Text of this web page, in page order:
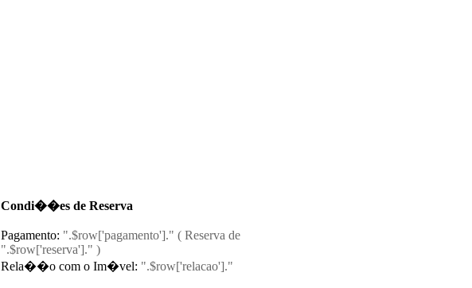
Condi��es de Reserva
Pagamento: ".$row['pagamento']." ( Reserva de
".$row['reserva']." )
Rela��o com o Im�vel: ".$row['relacao']."